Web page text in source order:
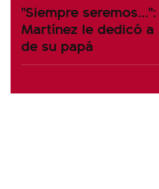
"Siempre
Martínez le dedicó
de su papá